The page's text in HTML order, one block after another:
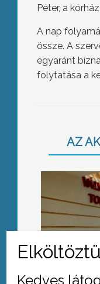
Péter, a
A nap
össze. A
egyaránt
folytatása a
AZ
Kedves